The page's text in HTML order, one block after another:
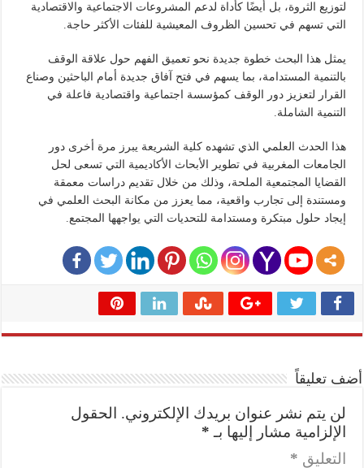
لتوزيع الثروة، بل أيضًا كأداة لدعم المشروعات الاجتماعية والاقتصادية
التي تسهم في تحسين الظروف المعيشية للفئات الأكثر حاجة.
يمثل هذا البحث خطوة جديدة نحو تعميق الفهم حول علاقة الوقف
بالتنمية المستدامة، بما يسهم في فتح آفاق جديدة أمام الباحثين وصناع
القرار لتعزيز دور الوقف كمؤسسة اجتماعية واقتصادية فاعلة في
التنمية الشاملة.
هذا الحدث العلمي الذي تشهده كلية الشريعة يبرز مرة أخرى دور
الجامعات المغربية في تطوير الأبحاث الأكاديمية التي تسعى لحل
القضايا المجتمعية الملحة، وذلك من خلال تقديم دراسات معمقة
ومستندة إلى تجارب واقعية، مما يعزز من مكانة البحث العلمي في
إيجاد حلول مبتكرة ومستدامة للتحديات التي يواجهها المجتمع.
أضف تعليقاً
لن يتم نشر عنوان بريدك الإلكتروني.
الحقول
الإلزامية مشار إليها بـ *
التعليق *